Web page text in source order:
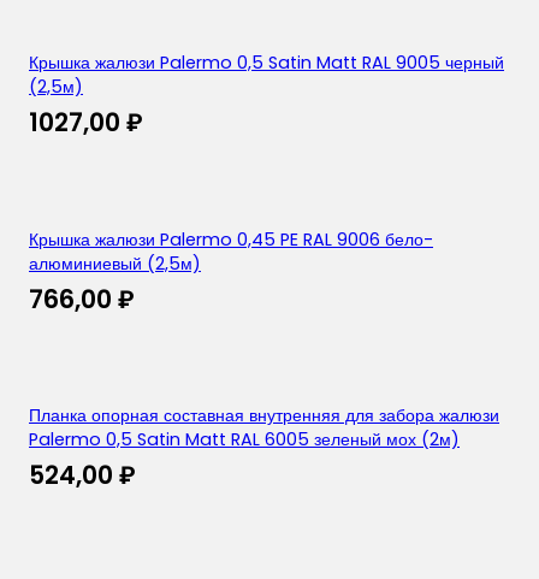
Крышка жалюзи Palermo 0,5 Satin Matt RAL 9005 черный
(2,5м)
1027,00 ₽
Крышка жалюзи Palermo 0,45 PE RAL 9006 бело-
алюминиевый (2,5м)
766,00 ₽
Планка опорная составная внутренняя для забора жалюзи
Palermo 0,5 Satin Matt RAL 6005 зеленый мох (2м)
524,00 ₽